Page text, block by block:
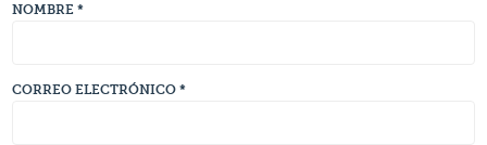
NOMBRE*
CORREO ELECTRÓNICO*